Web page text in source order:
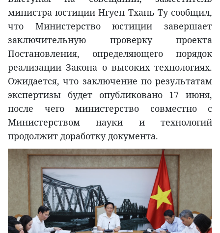
министра юстиции Нгуен Тхань Ту сообщил,
что Министерство юстиции завершает
заключительную проверку проекта
Постановления, определяющего порядок
реализации Закона о высоких технологиях.
Ожидается, что заключение по результатам
экспертизы будет опубликовано 17 июня,
после чего министерство совместно с
Министерством науки и технологий
продолжит доработку документа.